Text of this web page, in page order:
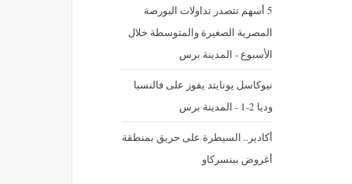
5 أسهم تتصدر تداولات البورصة
المصرية الصغيرة والمتوسطة خلال
الأسبوع - المدينة برس
نيوكاسل يونايتد يفوز على فالنسيا
وديا 2-1 - المدينة برس
أكادير.. السيطرة على حريق بمنطقة
أغروض ببنسركاو